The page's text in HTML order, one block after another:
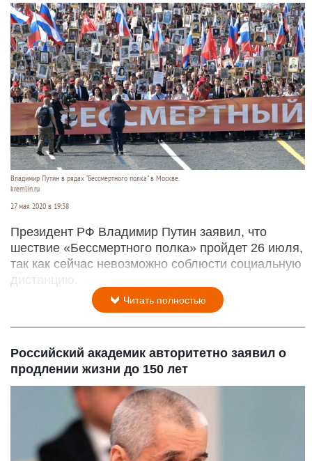
Владимир Путин в рядах "Бессмертного полка" в Москве.
kremlin.ru
27 мая 2020 в 19:38
Президент РФ Владимир Путин заявил, что
шествие «Бессмертного полка» пройдет 26 июля,
так как сейчас невозможно соблюсти социальную
дистанцию.
Читать полностью
Российский академик авторитетно заявил о
продлении жизни до 150 лет